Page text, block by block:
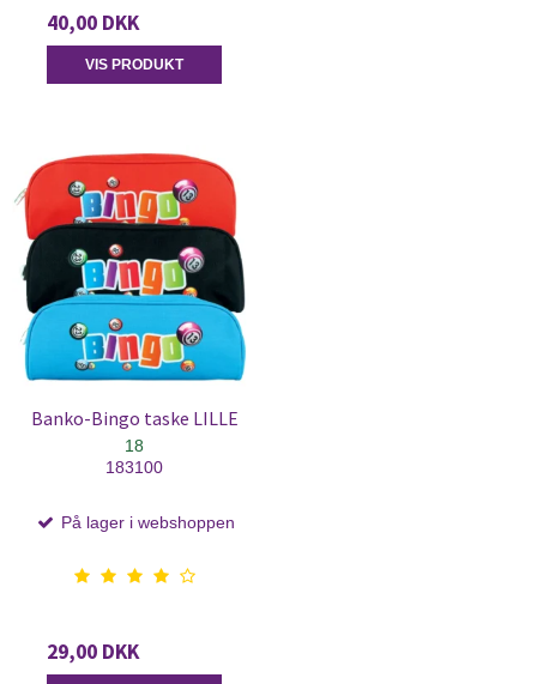
40,00 DKK
VIS PRODUKT
Banko-Bingo taske LILLE
18
183100
På lager i webshoppen
29,00 DKK